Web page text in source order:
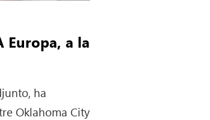
Europa, a la
ha
Oklahoma City